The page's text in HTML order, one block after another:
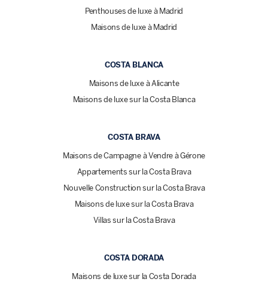
Penthouses de luxe à Madrid
Maisons de luxe à Madrid
COSTA BLANCA
Maisons de luxe à Alicante
Maisons de luxe sur la Costa Blanca
COSTA BRAVA
Maisons de Campagne à Vendre à Gérone
Appartements sur la Costa Brava
Nouvelle Construction sur la Costa Brava
Maisons de luxe sur la Costa Brava
Villas sur la Costa Brava
COSTA DORADA
Maisons de luxe sur la Costa Dorada